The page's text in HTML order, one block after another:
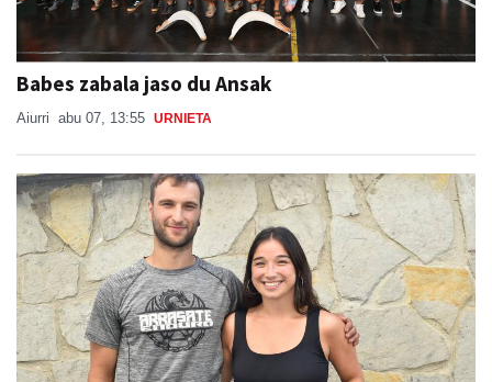
Babes zabala jaso du Ansak
Aiurri abu 07, 13:55 URNIETA